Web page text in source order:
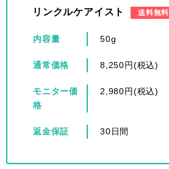
リンクルケアイスト 送料無料
内容量 50g
通常価格 8,250円(税込)
モニター価
格
2,980円(税込)
返金保証 30日間